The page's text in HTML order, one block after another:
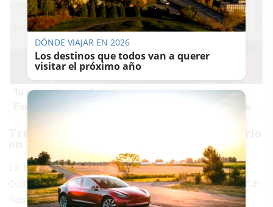
Tu memoria y la música
La investigación comenzó en 2023 en
colaboración conFast Franciay permitió ejecutar
hasta cinco órdenes europeas de investigación
DÓNDE VIAJAR EN 2026
Los destinos que todos van a querer
visitar el próximo año